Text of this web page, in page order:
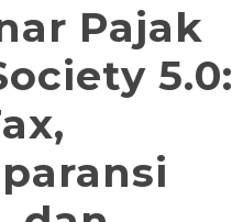
Pajak
5.0: